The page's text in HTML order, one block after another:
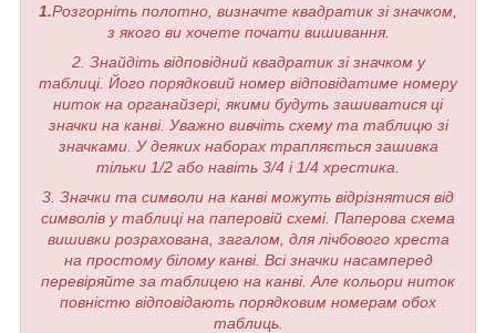
1.Розгорніть полотно, визначте квадратик зі значком,
з якого ви хочете почати вишивання.
2. Знайдіть відповідний квадратик зі значком у
таблиці. Його порядковий номер відповідатиме номеру
ниток на органайзері, якими будуть зашиватися ці
значки на канві. Уважно вивчіть схему та таблицю зі
значками. У деяких наборах трапляється зашивка
тільки 1/2 або навіть 3/4 і 1/4 хрестика.
3. Значки та символи на канві можуть відрізнятися від
символів у таблиці на паперовій схемі. Паперова схема
вишивки розрахована, загалом, для лічбового хреста
на простому білому канві. Всі значки насамперед
перевіряйте за таблицею на канві. Але кольори ниток
повністю відповідають порядковим номерам обох
таблиць.